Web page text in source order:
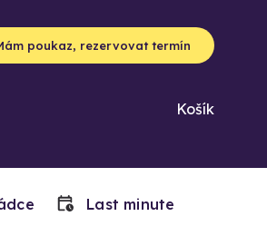
poukaz, rezervovat termín
Košík
Last minute